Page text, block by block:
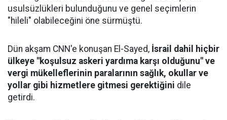
usulsüzlükleri bulunduğunu ve genel seçimlerin
"hileli" olabileceğini öne sürmüştü.
Dün akşam CNN'e konuşan El-Sayed, İsrail dahil hiçbir
ülkeye "koşulsuz askeri yardıma karşı olduğunu" ve
vergi mükelleflerinin paralarının sağlık, okullar ve
yollar gibi hizmetlere gitmesi gerektiğini dile
getirdi.